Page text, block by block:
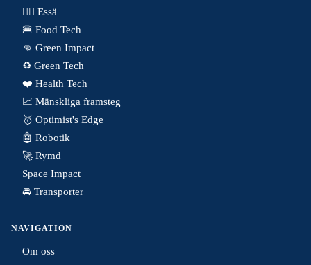
✍🏼 Essä
🍔 Food Tech
👊 Green Impact
♻️ Green Tech
❤️ Health Tech
📈 Mänskliga framsteg
🥇 Optimist's Edge
🤖 Robotik
🚀 Rymd
Space Impact
🚘 Transporter
NAVIGATION
Om oss